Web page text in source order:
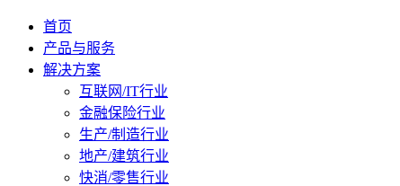
首页
产品与服务
解决方案
互联网/IT行业
金融保险行业
生产/制造行业
地产/建筑行业
快消/零售行业